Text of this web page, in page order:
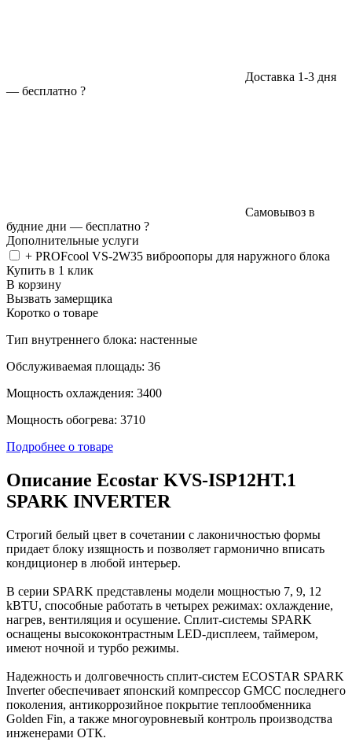
Доставка 1-3 дня
— бесплатно ?
Самовывоз в
будние дни — бесплатно ?
Дополнительные услуги
+ PROFcool VS-2W35 виброопоры для наружного блока
Купить в 1 клик
В корзину
Вызвать замерщика
Коротко о товаре
Тип внутреннего блока: настенные
Обслуживаемая площадь: 36
Мощность охлаждения: 3400
Мощность обогрева: 3710
Подробнее о товаре
Описание Ecostar KVS-ISP12HT.1
SPARK INVERTER
Строгий белый цвет в сочетании с лаконичностью формы
придает блоку изящность и позволяет гармонично вписать
кондиционер в любой интерьер.
В серии SPARK представлены модели мощностью 7, 9, 12
kBTU, способные работать в четырех режимах: охлаждение,
нагрев, вентиляция и осушение. Сплит-системы SPARK
оснащены высококонтрастным LED-дисплеем, таймером,
имеют ночной и турбо режимы.
Надежность и долговечность сплит-систем ECOSTAR SPARK
Inverter обеспечивает японский компрессор GMCC последнего
поколения, антикоррозийное покрытие теплообменника
Golden Fin, а также многоуровневый контроль производства
инженерами ОТК.